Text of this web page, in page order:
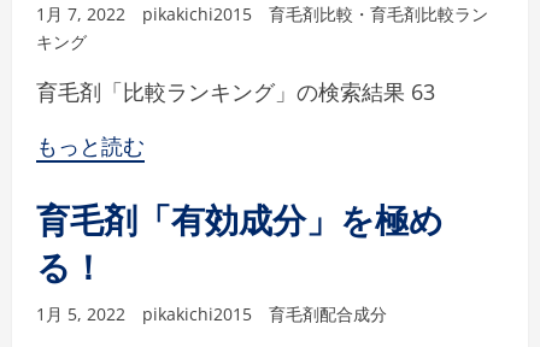
1月 7, 2022 pikakichi2015
育毛剤比較・育毛剤比較ラン
キング
育毛剤「比較ランキング」の検索結果 63
もっと読む
育毛剤「有効成分」を極め
る！
1月 5, 2022 pikakichi2015 育毛剤配合成分